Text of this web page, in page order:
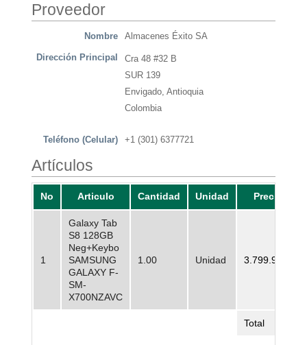
Proveedor
Nombre Almacenes Éxito SA
Dirección Principal
Cra 48 #32 B
SUR 139
Envigado, Antioquia
Colombia
Teléfono (Celular) +1 (301) 6377721
Artículos
No Articulo Cantidad Unidad Precio
1
Galaxy Tab
S8 128GB
Neg+Keybo
SAMSUNG
GALAXY F-
SM-
X700NZAVC
1.00 Unidad 3.799.900,00
Total